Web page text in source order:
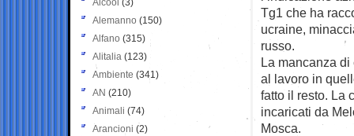
Tg1 che ha
ucraine,
russo.
La mancanza
al lavoro in
fatto il resto. La
incaricati da
Mosca.
Alcool (3)
Alemanno (150)
Alfano (315)
Alitalia (123)
Ambiente (341)
AN (210)
Animali (74)
Arancioni (2)